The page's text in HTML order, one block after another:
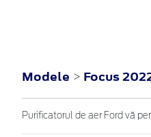
Modele > Focus
Purificatorul de aer Ford vă